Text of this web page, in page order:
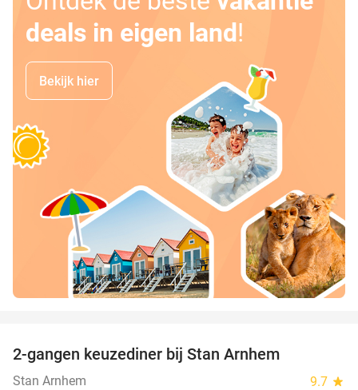
deals in eigen land!
Bekijk hier
2-gangen keuzediner bij Stan Arnhem
Stan Arnhem 9.7 star